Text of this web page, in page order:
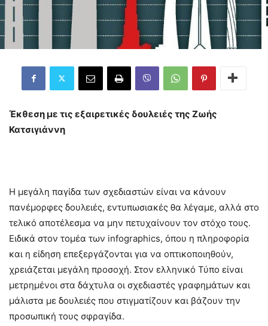
Έκθεση με τις εξαιρετικές δουλειές της Ζωής
Κατσιγιάννη
Η μεγάλη παγίδα των σχεδιαστών είναι να κάνουν
πανέμορφες δουλειές, εντυπωσιακές θα λέγαμε, αλλά στο
τελικό αποτέλεσμα να μην πετυχαίνουν τον στόχο τους.
Ειδικά στον τομέα των infographics, όπου η πληροφορία
και η είδηση επεξεργάζονται για να οπτικοποιηθούν,
χρειάζεται μεγάλη προσοχή. Στον ελληνικό Τύπο είναι
μετρημένοι στα δάχτυλα οι σχεδιαστές γραφημάτων και
μάλιστα με δουλειές που στιγματίζουν και βάζουν την
προσωπική τους σφραγίδα.